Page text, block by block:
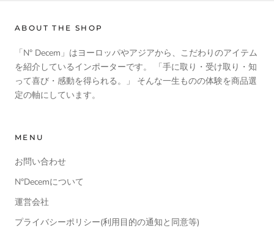
ABOUT THE SHOP
「N° Decem」はヨーロッパやアジアから、こだわりのアイテム
を紹介しているインポーターです。 「手に取り・受け取り・知
って喜び・感動を得られる。」 そんな一生ものの体験を商品選
定の軸にしています。
MENU
お問い合わせ
N°Decemについて
運営会社
プライバシーポリシー(利用目的の通知と同意等)